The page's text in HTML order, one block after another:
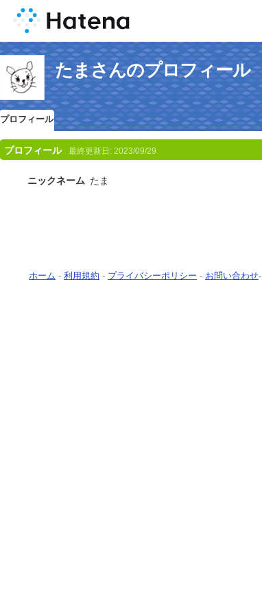
たまさんのプロフィール
プロフィール
プロフィール 最終更新日: 2023/09/29
ニックネーム たま
ホーム - 利用規約 - プライバシーポリシー - お問い合わせ-